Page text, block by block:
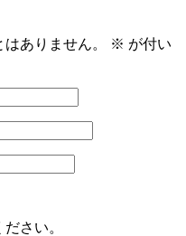
ありません。 ※ が付い
さい。